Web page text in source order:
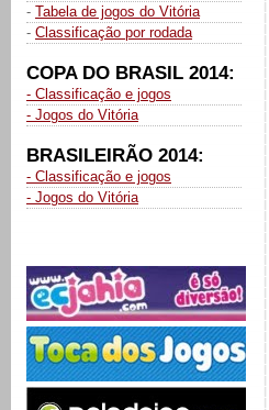
- Tabela de jogos do Vitória
- Classificação por rodada
COPA DO BRASIL 2014:
- Classificação e jogos
- Jogos do Vitória
BRASILEIRÃO 2014:
- Classificação e jogos
- Jogos do Vitória